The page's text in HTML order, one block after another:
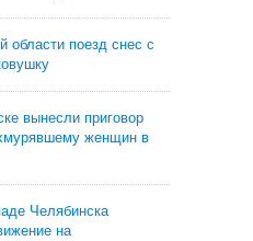
области поезд снес с
вынесли приговор
женщин в
Челябинска
на